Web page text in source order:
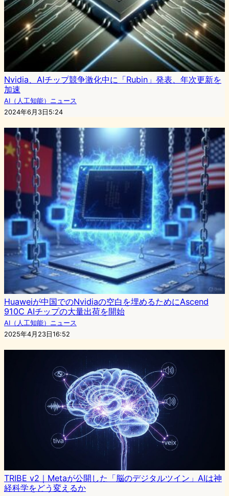
Nvidia、AIチップ競争激化中に「Rubin」発表、年次更新を
加速
AI（人工知能）ニュース
2024年6月3日5:24
Huaweiが中国でのNvidiaの空白を埋めるためにAscend
910C AIチップの大量出荷を開始
AI（人工知能）ニュース
2025年4月23日16:52
TRIBE v2｜Metaが公開した「脳のデジタルツイン」AIは神
経科学をどう変えるか